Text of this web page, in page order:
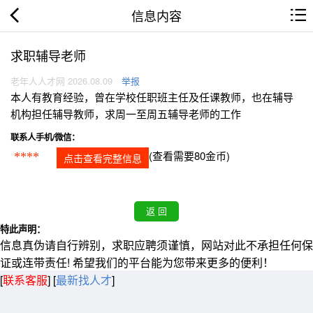
信息内容
求职辅导老师
老年人人才网 2026.08.09 举报
本人有教育经验，曾在学校任职班主任及任课教师，也在辅导
机构担任辅导教师，求周一至周五辅导老师的工作
联系人手机/微信：
**** 点击查看完整信息 (查看需要80金币)
特此声明：
信息真伪请自行辨别，求职应聘须谨慎，网站对此不承担任何保
证或连带责任! 希望我们的平台能为您带来更多的便利！
[联系客服] [最新找人才]